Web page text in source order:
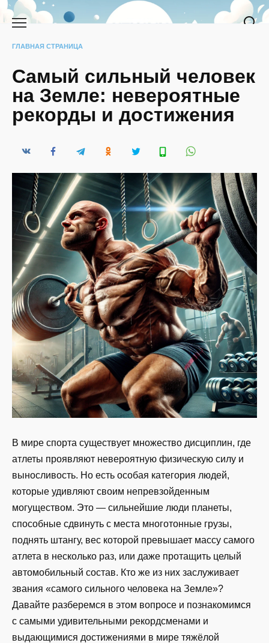
Перейти
ГЛАВНАЯ СТРАНИЦА
Самый сильный человек
на Земле: невероятные
рекорды и достижения
В мире спорта существует множество дисциплин, где
атлеты проявляют невероятную физическую силу и
выносливость. Но есть особая категория людей,
которые удивляют своим непревзойденным
могуществом. Это — сильнейшие люди планеты,
способные сдвинуть с места многотонные грузы,
поднять штангу, вес которой превышает массу самого
атлета в несколько раз, или даже протащить целый
автомобильный состав. Кто же из них заслуживает
звания «самого сильного человека на Земле»?
Давайте разберемся в этом вопросе и познакомимся
с самыми удивительными рекордсменами и
выдающимися достижениями в мире тяжёлой